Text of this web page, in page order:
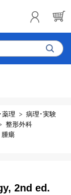
薬理
病理･実験
整形外科
腫瘍
2nd ed.